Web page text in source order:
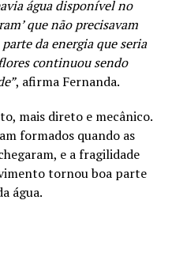
água disponível no
que não precisavam
da energia que seria
continuou sendo
, afirma Fernanda.
mais direto e mecânico.
formados quando as
e a fragilidade
tornou boa parte
água.